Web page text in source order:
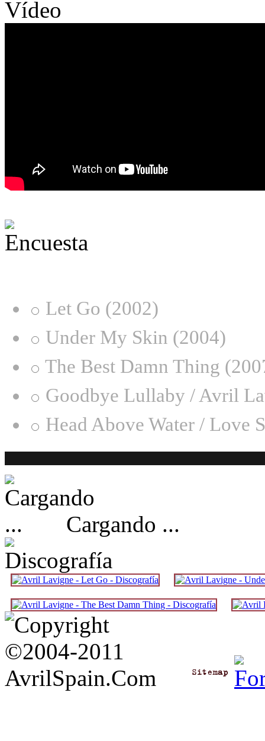
Let Go (2002)
Under My Skin (2004)
The Best Damn Thing
Goodbye Lullaby / Avril
Head Above Water / Love
Cargando ...